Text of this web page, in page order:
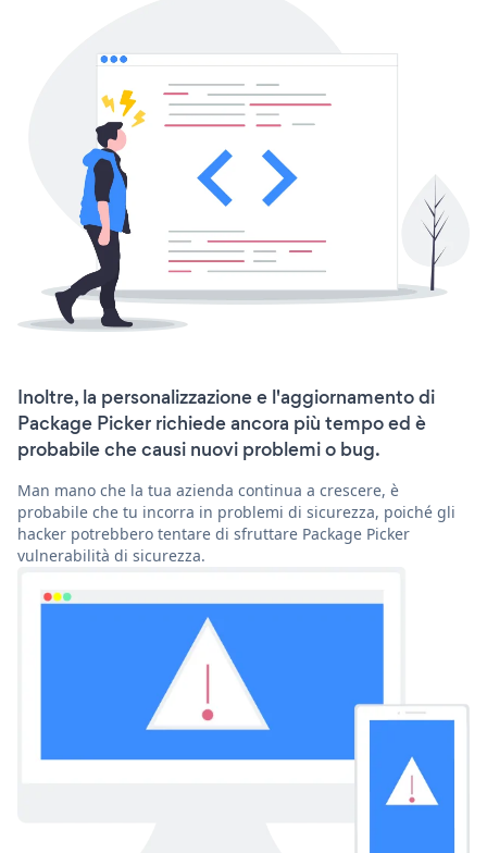
Inoltre, la personalizzazione e l'aggiornamento di
Package Picker richiede ancora più tempo ed è
probabile che causi nuovi problemi o bug.
Man mano che la tua azienda continua a crescere, è
probabile che tu incorra in problemi di sicurezza, poiché gli
hacker potrebbero tentare di sfruttare Package Picker
vulnerabilità di sicurezza.